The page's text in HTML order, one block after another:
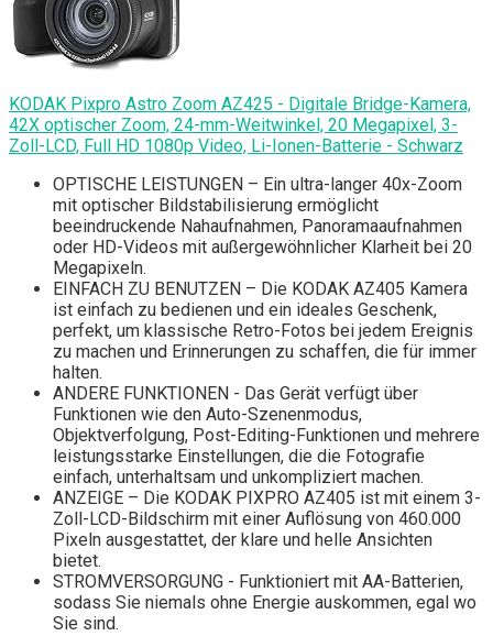
KODAK Pixpro Astro Zoom AZ425 - Digitale Bridge-Kamera,
42X optischer Zoom, 24-mm-Weitwinkel, 20 Megapixel, 3-
Zoll-LCD, Full HD 1080p Video, Li-Ionen-Batterie - Schwarz
OPTISCHE LEISTUNGEN – Ein ultra-langer 40x-Zoom
mit optischer Bildstabilisierung ermöglicht
beeindruckende Nahaufnahmen, Panoramaaufnahmen
oder HD-Videos mit außergewöhnlicher Klarheit bei 20
Megapixeln.
EINFACH ZU BENUTZEN – Die KODAK AZ405 Kamera
ist einfach zu bedienen und ein ideales Geschenk,
perfekt, um klassische Retro-Fotos bei jedem Ereignis
zu machen und Erinnerungen zu schaffen, die für immer
halten.
ANDERE FUNKTIONEN - Das Gerät verfügt über
Funktionen wie den Auto-Szenenmodus,
Objektverfolgung, Post-Editing-Funktionen und mehrere
leistungsstarke Einstellungen, die die Fotografie
einfach, unterhaltsam und unkompliziert machen.
ANZEIGE – Die KODAK PIXPRO AZ405 ist mit einem 3-
Zoll-LCD-Bildschirm mit einer Auflösung von 460.000
Pixeln ausgestattet, der klare und helle Ansichten
bietet.
STROMVERSORGUNG - Funktioniert mit AA-Batterien,
sodass Sie niemals ohne Energie auskommen, egal wo
Sie sind.